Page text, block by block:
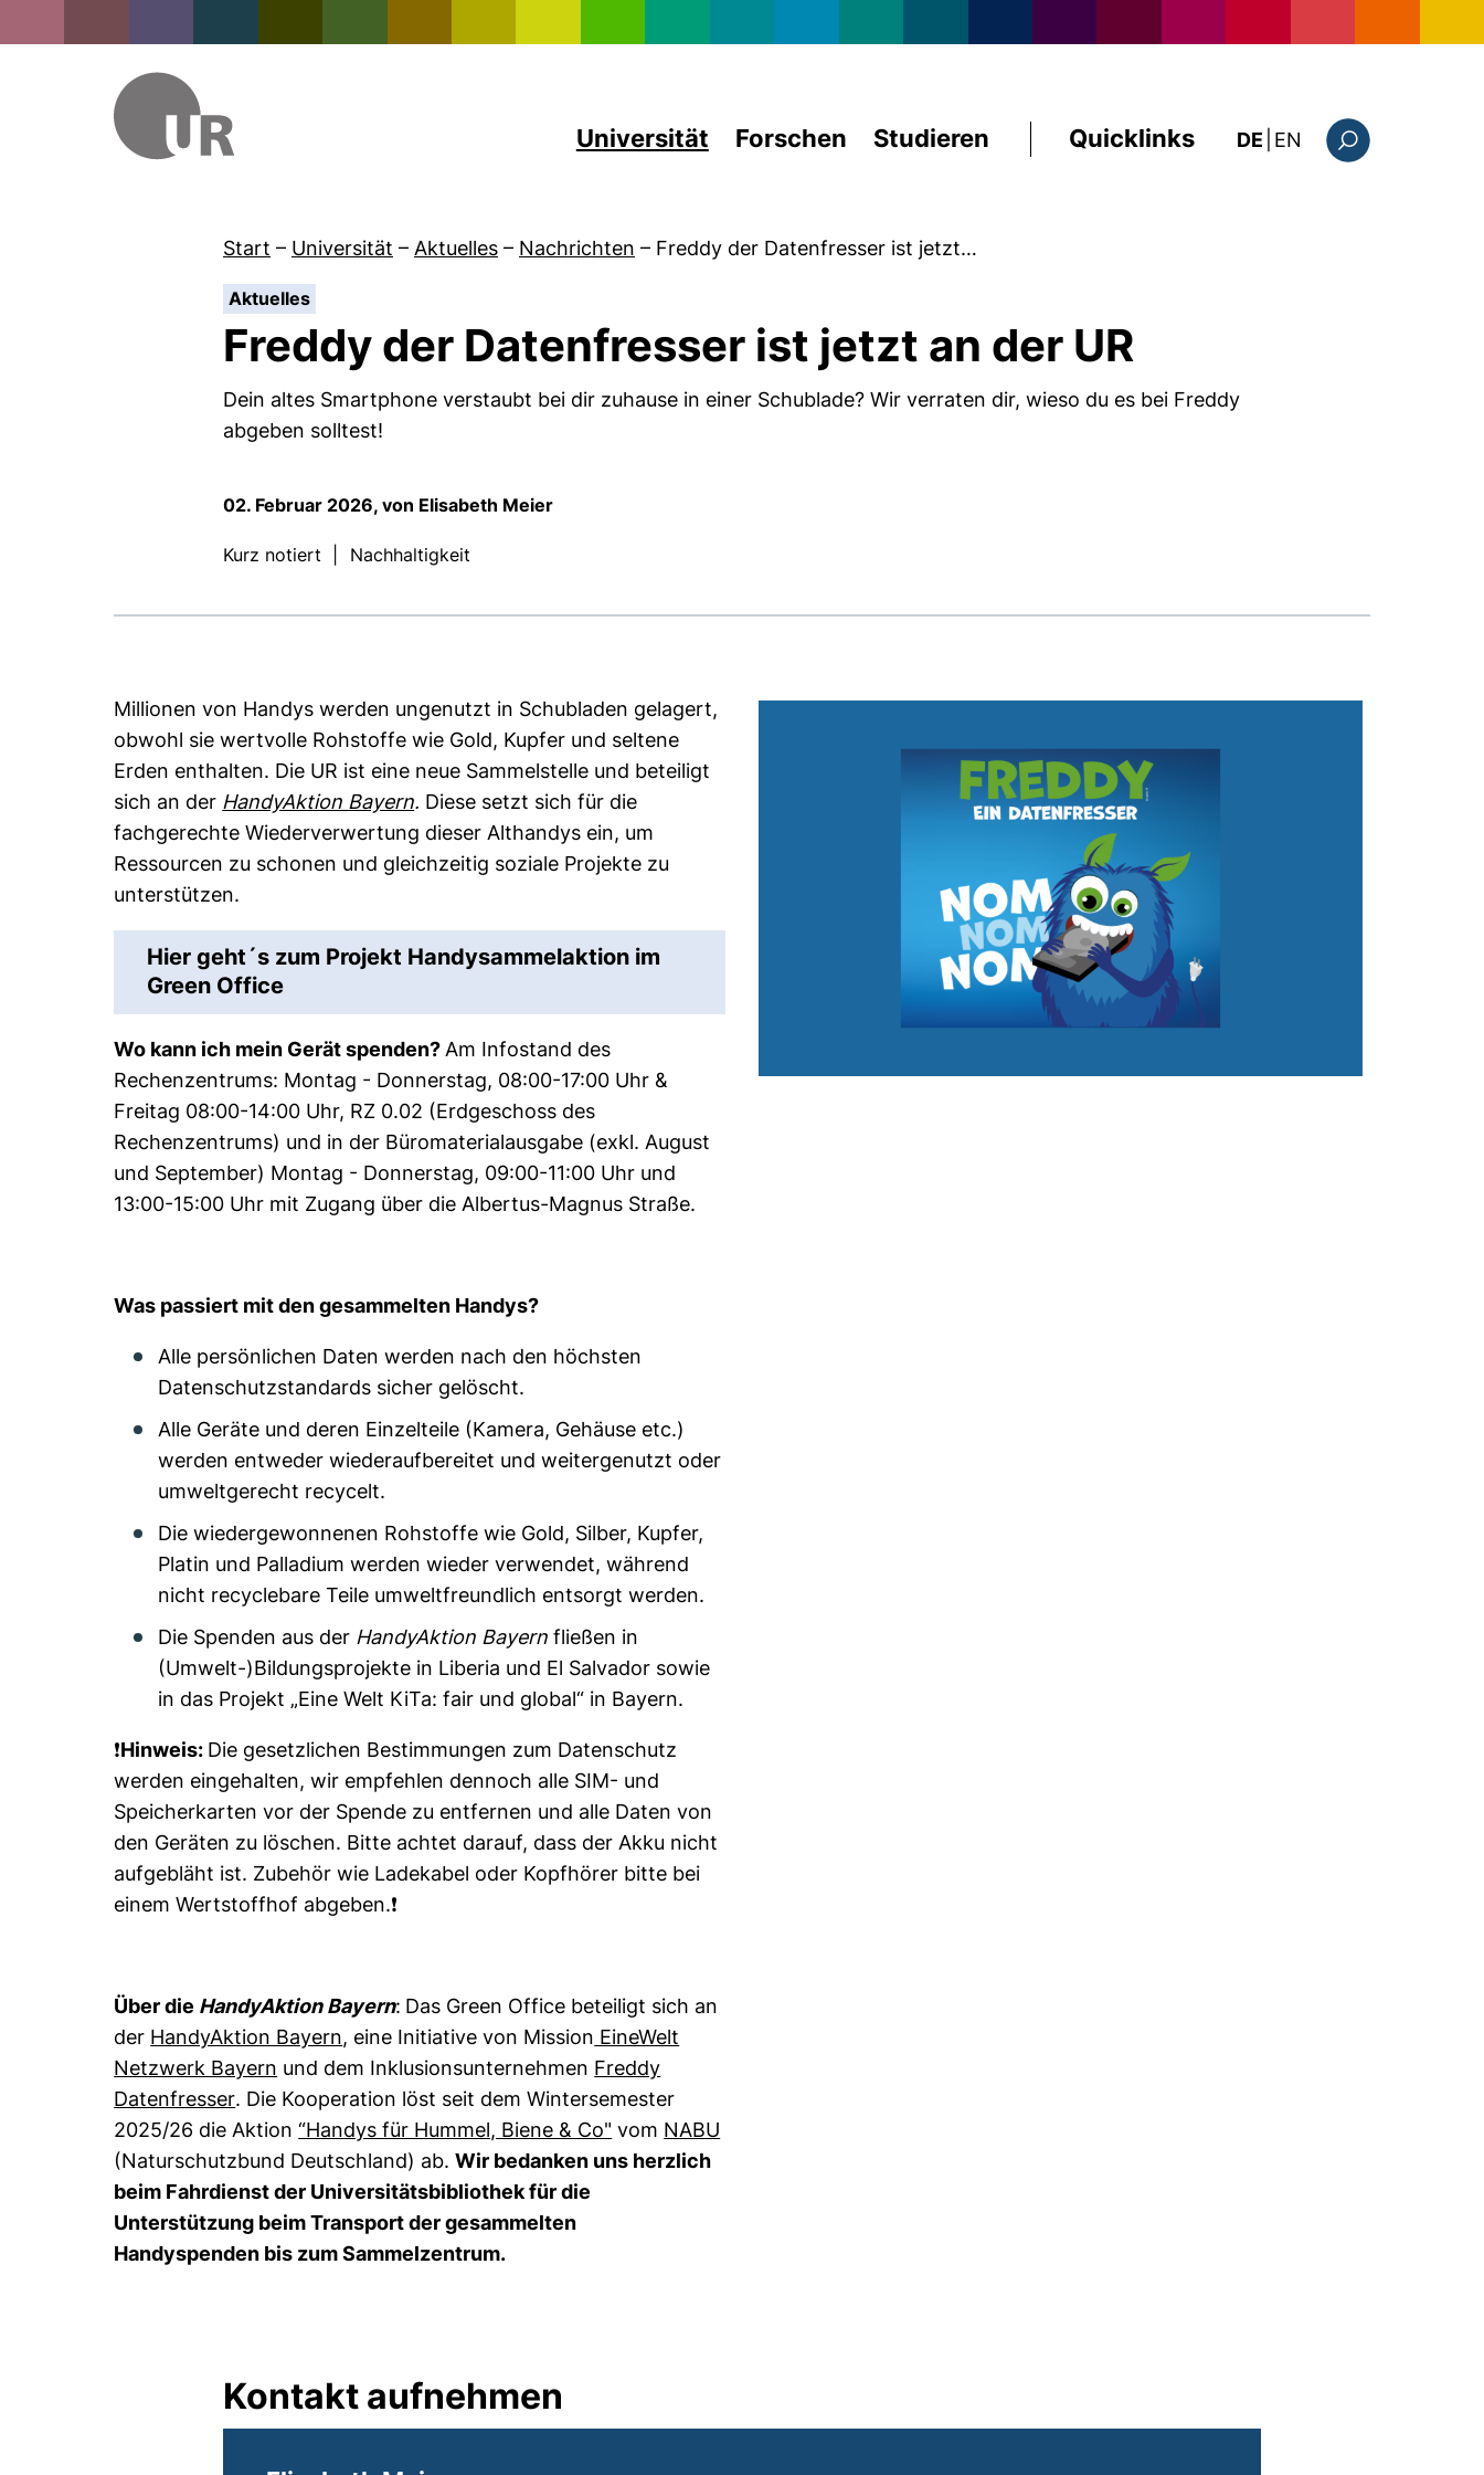
Universität Forschen Studieren Quicklinks DE EN : the current page
Start – Universität – Aktuelles – Nachrichten – Freddy der Datenfresser ist jetzt…
Aktuelles:
Freddy der Datenfresser ist jetzt an der UR
Dein altes Smartphone verstaubt bei dir zuhause in einer Schublade? Wir verraten dir, wieso du es bei Freddy
abgeben solltest!
02. Februar 2026, von Elisabeth Meier
Kurz notiert Nachhaltigkeit
Millionen von Handys werden ungenutzt in Schubladen gelagert,
obwohl sie wertvolle Rohstoffe wie Gold, Kupfer und seltene
Erden enthalten. Die UR ist eine neue Sammelstelle und beteiligt
sich an der HandyAktion Bayern(externer Link, öffnet neues Fenster)
. Diese setzt sich für die
fachgerechte Wiederverwertung dieser Althandys ein, um
Ressourcen zu schonen und gleichzeitig soziale Projekte zu
unterstützen.
Hier geht´s zum Projekt Handysammelaktion im
Green Office
Wo kann ich mein Gerät spenden? Am Infostand des
Rechenzentrums: Montag - Donnerstag, 08:00-17:00 Uhr &
Freitag 08:00-14:00 Uhr, RZ 0.02 (Erdgeschoss des
Rechenzentrums) und in der Büromaterialausgabe (exkl. August
und September) Montag - Donnerstag, 09:00-11:00 Uhr und
13:00-15:00 Uhr mit Zugang über die Albertus-Magnus Straße.
Was passiert mit den gesammelten Handys?
Alle persönlichen Daten werden nach den höchsten
Datenschutzstandards sicher gelöscht.
Alle Geräte und deren Einzelteile (Kamera, Gehäuse etc.)
werden entweder wiederaufbereitet und weitergenutzt oder
umweltgerecht recycelt.
Die wiedergewonnenen Rohstoffe wie Gold, Silber, Kupfer,
Platin und Palladium werden wieder verwendet, während
nicht recyclebare Teile umweltfreundlich entsorgt werden.
Die Spenden aus der HandyAktion Bayernfließen in
(Umwelt-)Bildungsprojekte in Liberia und El Salvador sowie
in das Projekt „Eine Welt KiTa: fair und global“ in Bayern.
❗️Hinweis: Die gesetzlichen Bestimmungen zum Datenschutz
werden eingehalten, wir empfehlen dennoch alle SIM- und
Speicherkarten vor der Spende zu entfernen und alle Daten von
den Geräten zu löschen. Bitte achtet darauf, dass der Akku nicht
aufgebläht ist. Zubehör wie Ladekabel oder Kopfhörer bitte bei
einem Wertstoffhof abgeben.❗️
Über die HandyAktion Bayern: Das Green Office beteiligt sich an
der HandyAktion Bayern (externer Link, öffnet neues Fenster)
, eine Initiative von Mission EineWelt
Netzwerk Bayern (externer Link, öffnet neues Fenster)
und dem Inklusionsunternehmen Freddy
Datenfresser(externer Link, öffnet neues Fenster)
. Die Kooperation löst seit dem Wintersemester
2025/26 die Aktion“Handys für Hummel, Biene & Co" (externer Link, öffnet neues Fenster)
vom NABU
(Naturschutzbund Deutschland) ab.Wir bedanken uns herzlich
beim Fahrdienst der Universitätsbibliothek für die
Unterstützung beim Transport der gesammelten
Handyspenden bis zum Sammelzentrum.
Kontakt aufnehmen